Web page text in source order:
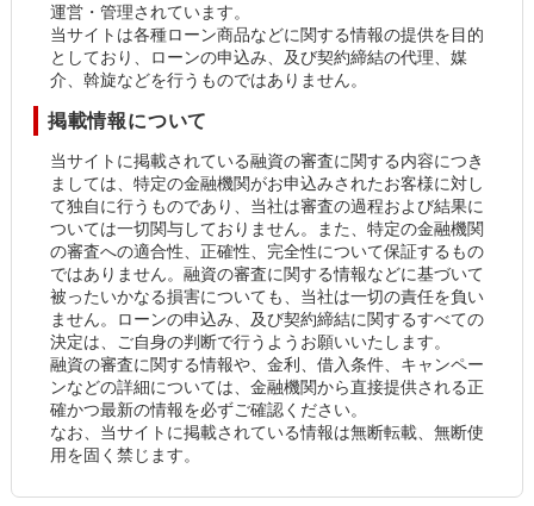
運営・管理されています。
当サイトは各種ローン商品などに関する情報の提供を目的
としており、ローンの申込み、及び契約締結の代理、媒
介、斡旋などを行うものではありません。
掲載情報について
当サイトに掲載されている融資の審査に関する内容につき
ましては、特定の金融機関がお申込みされたお客様に対し
て独自に行うものであり、当社は審査の過程および結果に
ついては一切関与しておりません。また、特定の金融機関
の審査への適合性、正確性、完全性について保証するもの
ではありません。融資の審査に関する情報などに基づいて
被ったいかなる損害についても、当社は一切の責任を負い
ません。ローンの申込み、及び契約締結に関するすべての
決定は、ご自身の判断で行うようお願いいたします。
融資の審査に関する情報や、金利、借入条件、キャンペー
ンなどの詳細については、金融機関から直接提供される正
確かつ最新の情報を必ずご確認ください。
なお、当サイトに掲載されている情報は無断転載、無断使
用を固く禁じます。